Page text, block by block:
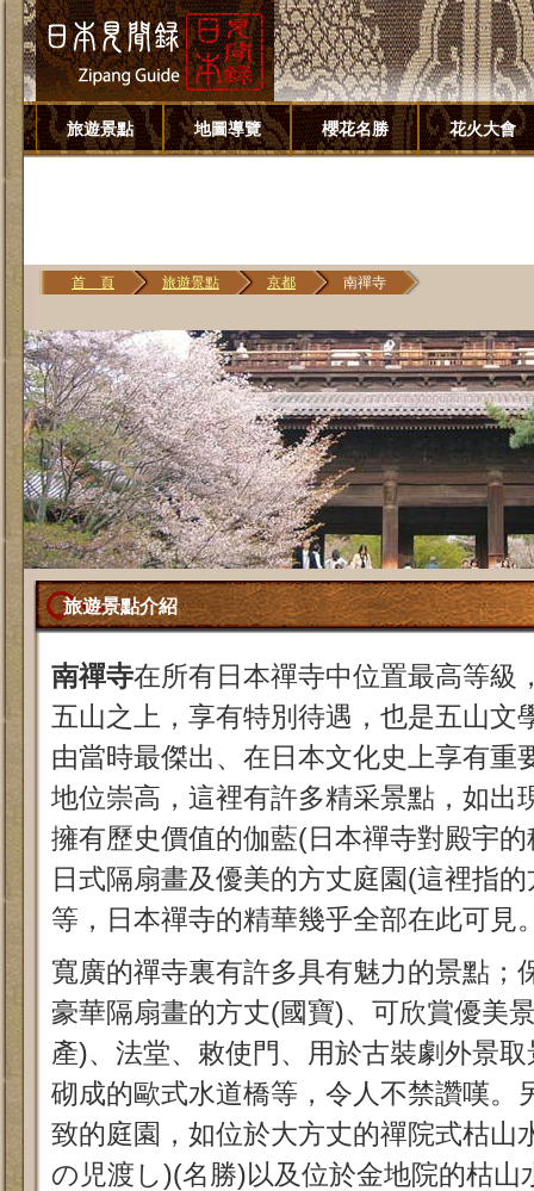
旅遊景點 地圖導覽 櫻花名勝 花火大會
首 頁 旅遊景點 京都 南禪寺
旅遊景點介紹
南禪寺在所有日本禪寺中位置最高等級
五山之上，享有特別待遇，也是五山文
由當時最傑出、在日本文化史上享有重
地位崇高，這裡有許多精采景點，如出
擁有歷史價值的伽藍(日本禪寺對殿宇
日式隔扇畫及優美的方丈庭園(這裡指
等，日本禪寺的精華幾乎全部在此可見
寬廣的禪寺裏有許多具有魅力的景點；
豪華隔扇畫的方丈(國寶)、可欣賞優美
產)、法堂、敕使門、用於古裝劇外景
砌成的歐式水道橋等，令人不禁讚嘆。
致的庭園，如位於大方丈的禪院式枯山
の児渡し)(名勝)以及位於金地院的枯山